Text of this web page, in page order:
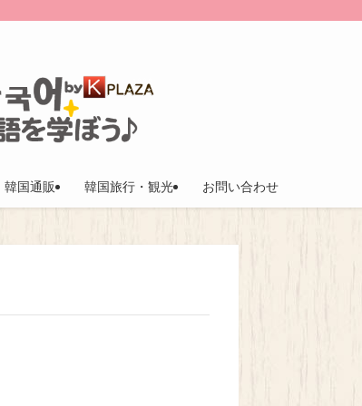
韓国通販 韓国旅行・観光 お問い合わせ